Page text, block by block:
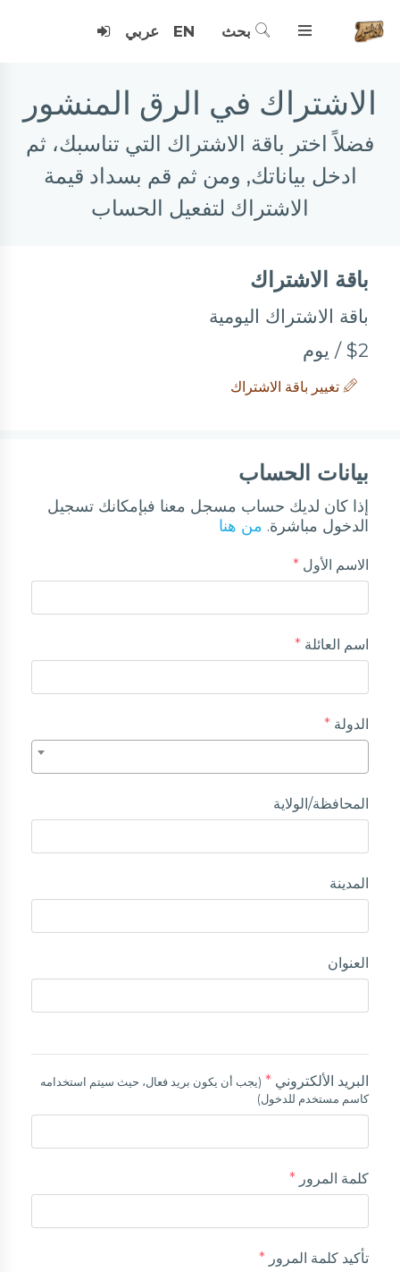
بحث EN عربي
الاشتراك في الرق المنشور
فضلاً اختر باقة الاشتراك التي تناسبك، ثم
ادخل بياناتك, ومن ثم قم بسداد قيمة
الاشتراك لتفعيل الحساب
باقة الاشتراك
باقة الاشتراك اليومية
$2 / يوم
تغيير باقة الاشتراك
بيانات الحساب
إذا كان لديك حساب مسجل معنا فبإمكانك تسجيل
الدخول مباشرة. من هنا
الاسم الأول *
اسم العائلة *
الدولة *
المحافظة/الولاية
المدينة
العنوان
البريد الألكتروني * (يجب أن يكون بريد فعال، حيث سيتم استخدامه
كاسم مستخدم للدخول)
كلمة المرور *
تأكيد كلمة المرور *